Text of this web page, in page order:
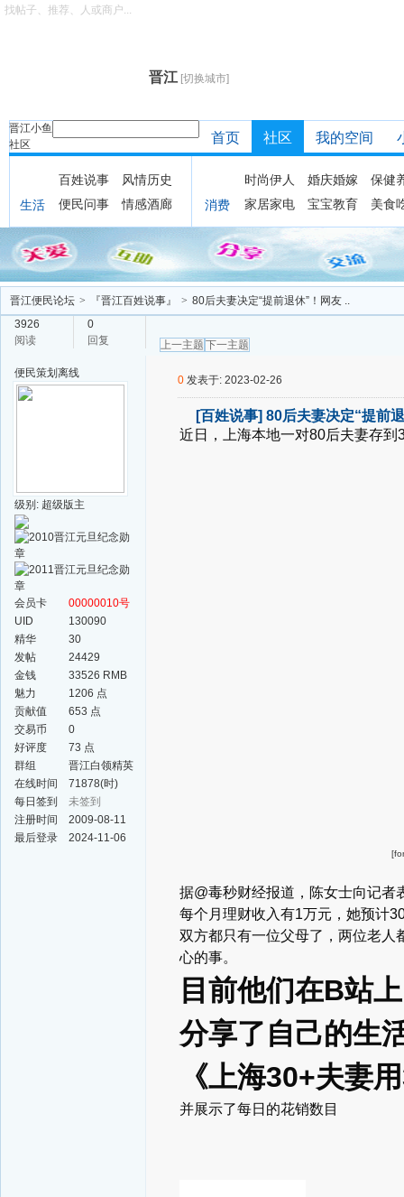
晋江 [切换城市]
晋江小鱼
社区
找帖子、推荐、人或商户...
首页 社区 我的空间
生活
百姓说事
风情历史
便民问事
情感酒廊 消费
时尚伊人 婚庆婚嫁
保健
家居家电
宝宝教育 美食
晋江便民论坛 > 『晋江百姓说事』 > 80后夫妻决定“提前退休”！网友 ..
3926
阅读
0
回复
上一主题 下一主题
便民策划 离线
级别: 超级版主
会员卡
00000010号
UID
130090
精华
30
发帖
24429
金钱
33526 RMB
魅力
1206 点
贡献值
653 点
交易币
0
好评度
73 点
群组
晋江白领精英
群
在线时间
71878(时)
每日签到
未签到
注册时间
2009-08-11
最后登录
2024-11-06
0 发表于: 2023-02-26
[百姓说事] 80后夫妻决定“提前
近日，
上海本地一对80后夫妻存到
据@毒秒财经报道， 陈女士向记者
每个月理财收入有1万元， 她预计
双方都只有一位父母了， 两位老人
心的事。
目前他们在B站上
分享了自己的生
《上海30+夫妻
并展示了每日的花销数目